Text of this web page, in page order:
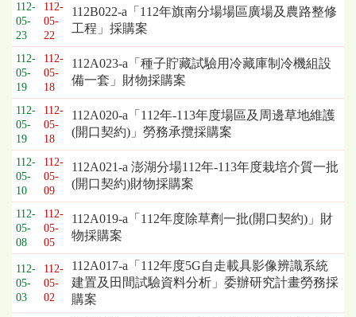
112-
05-
23
112-
05-
22
112B022-a「112年旗南分場場區廣場及農路整修
工程」採購案
112-
05-
19
112-
05-
18
112A023-a「種子貯藏試驗用冷藏庫制冷機組設
備一套」財物採購案
112-
05-
19
112-
05-
18
112A020-a「112年-113年度場區及周邊草地維護
(開口契約)」勞務承攬採購案
112-
05-
10
112-
05-
09
112A021-a 澎湖分場112年-113年度栽培介質一批
(開口契約)財物採購案
112-
05-
08
112-
05-
05
112A019-a「112年度除草劑一批(開口契約)」財
物採購案
112-
05-
03
112-
05-
02
112A017-a「112年度5G自走載具影像辨識系統
建置及田間試驗資料分析」委辦研究計畫勞務採
購案